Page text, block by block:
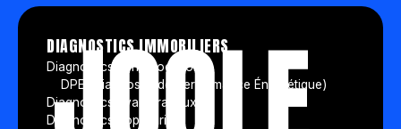
DIAGNOSTICS IMMOBILIERS
Diagnostics vente/location
DPE (Diagnostic de Performance Énergétique)
Diagnostics avant travaux
Diagnostics copropriété